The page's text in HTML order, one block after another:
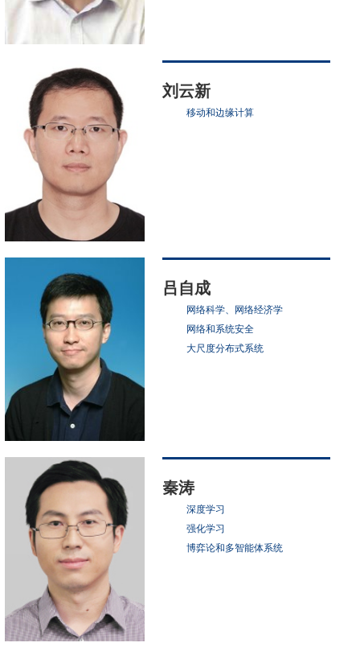
刘云新
移动和边缘计算
吕自成
网络科学、网络经济学
网络和系统安全
大尺度分布式系统
秦涛
深度学习
强化学习
博弈论和多智能体系统